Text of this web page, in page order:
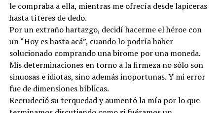
le compraba a ella, mientras me ofrecía desde lapiceras
hasta títeres de dedo.
Por un extraño hartazgo, decidí hacerme el héroe con
un “Hoy es hasta acá”, cuando lo podría haber
solucionado comprando una birome por una moneda.
Mis determinaciones en torno a la firmeza no sólo son
sinuosas e idiotas, sino además inoportunas. Y mi error
fue de dimensiones bíblicas.
Recrudeció su terquedad y aumentó la mía por lo que